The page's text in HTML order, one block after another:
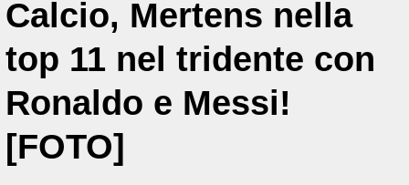
Calcio, Mertens nella
top 11 nel tridente con
Ronaldo e Messi!
[FOTO]